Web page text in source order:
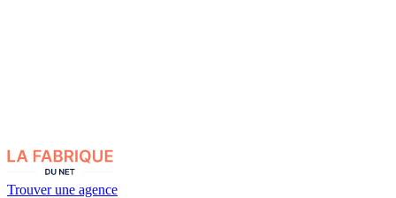
Trouver une agence